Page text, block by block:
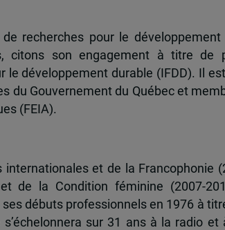
recherches pour le développement
citons son engagement à titre de
le développement durable (IFDD). Il
du Gouvernement du Québec et
(FEIA).
et de la Francophonie
de la Condition féminine (2007-
débuts professionnels en 1976 à
sur 31 ans à la radio et